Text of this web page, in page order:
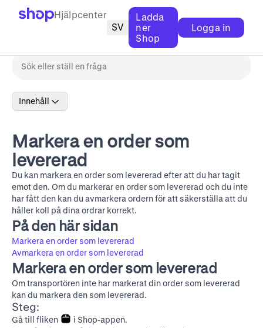
Hjälpcenter
SV
Ladda
ner
Shop
Logga in
Innehåll
Markera en order som
levererad
Du kan markera en order som levererad efter att du har tagit
emot den. Om du markerar en order som levererad och du inte
har fått den kan du avmarkera ordern för att säkerställa att du
håller koll på dina ordrar korrekt.
På den här sidan
Markera en order som levererad
Avmarkera en order som levererad
Markera en order som levererad
Om transportören inte har markerat din order som levererad
kan du markera den som levererad.
Steg:
Gå till fliken
i Shop-appen.